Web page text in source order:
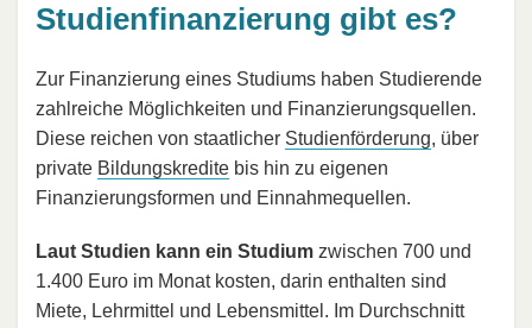
Studienfinanzierung gibt es?
Zur Finanzierung eines Studiums haben Studierende
zahlreiche Möglichkeiten und Finanzierungsquellen.
Diese reichen von staatlicher Studienförderung, über
private Bildungskredite bis hin zu eigenen
Finanzierungsformen und Einnahmequellen.
Laut Studien kann ein Studium zwischen 700 und
1.400 Euro im Monat kosten, darin enthalten sind
Miete, Lehrmittel und Lebensmittel. Im Durchschnitt